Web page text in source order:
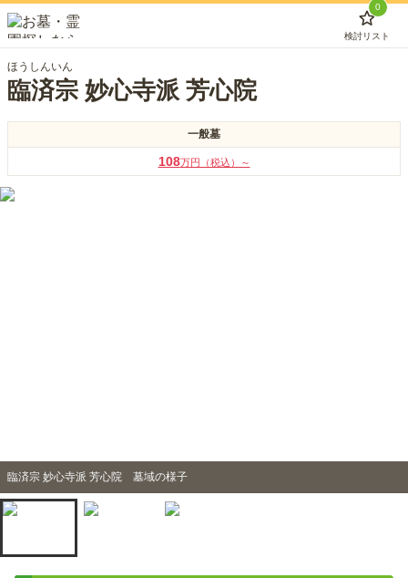
0
検討リスト
ほうしんいん
臨済宗 妙心寺派 芳心院
一般墓
108万円（税込）～
臨済宗 妙心寺派 芳心院 墓域の様子